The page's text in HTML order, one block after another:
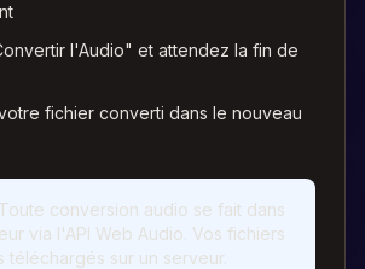
l'Audio" et attendez la fin de
fichier converti dans le nouveau
Toute conversion audio se fait dans
via l'API Web Audio. Vos fichiers
téléchargés sur un serveur.